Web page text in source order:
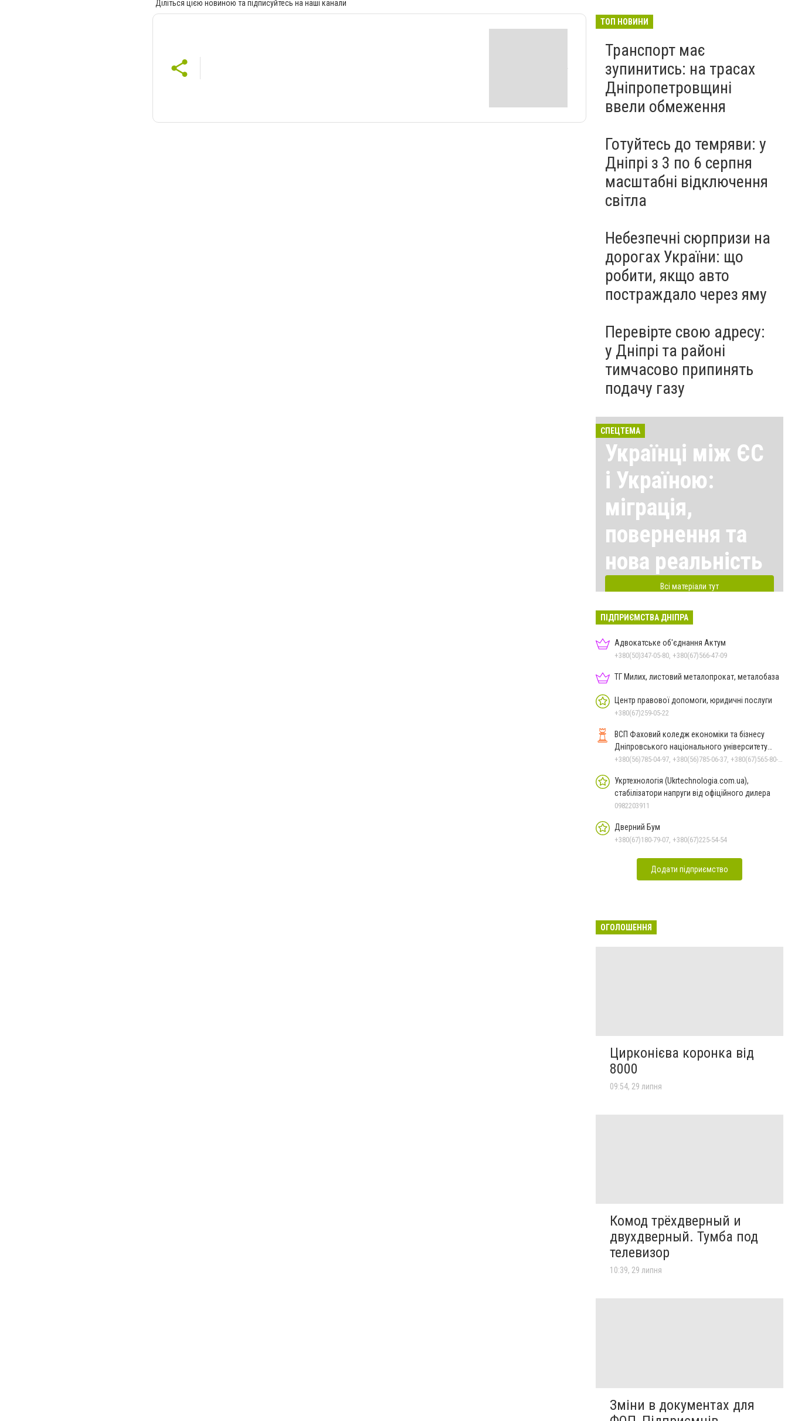
Діліться цією новиною та підписуйтесь на наші канали
ТОП НОВИНИ
Транспорт має
зупинитись: на трасах
Дніпропетровщині
ввели обмеження
Готуйтесь до темряви: у
Дніпрі з 3 по 6 серпня
масштабні відключення
світла
Небезпечні сюрпризи на
дорогах України: що
робити, якщо авто
постраждало через яму
Перевірте свою адресу:
у Дніпрі та районі
тимчасово припинять
подачу газу
СПЕЦТЕМА
Українці між ЄС
і Україною:
міграція,
повернення та
нова реальність
Всі матеріали тут
ПІДПРИЄМСТВА ДНІПРА
Адвокатське об'єднання Актум
+380(50)347-05-80, +380(67)566-47-09
ТГ Милих, листовий металопрокат, металобаза
Центр правової допомоги, юридичні послуги
+380(67)259-05-22
ВСП Фаховий коледж економіки та бізнесу
Дніпровського національного університету
імені Олеся Гончара
Укртехнологія (Ukrtechnologia.com.ua),
стабілізатори напруги від офіційного дилера
0982203911
Дверний Бум
+380(67)180-79-07, +380(67)225-54-54
Додати підприємство
ОГОЛОШЕННЯ
Цирконієва коронка від
8000
09:54, 29 липня
Комод трёхдверный и
двухдверный. Тумба под
телевизор
10:39, 29 липня
Зміни в документах для